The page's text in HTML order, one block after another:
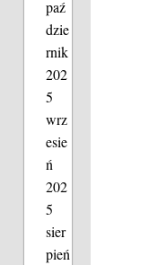
paź
dzie
rnik
202
5
wrz
esie
ń
202
5
sier
pień